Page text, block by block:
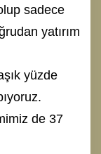
sadece
yatırım
yüzde
de 37